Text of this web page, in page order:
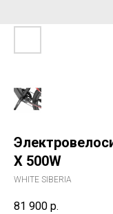
X 500W
WHITE SIBERIA
81 900 р.